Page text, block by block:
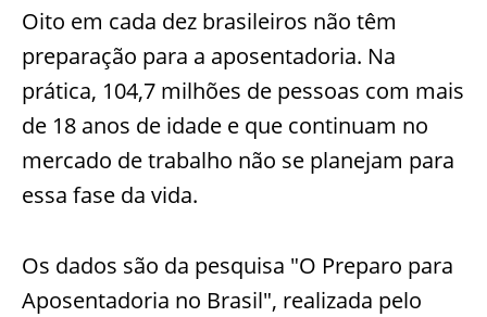
Oito em cada dez brasileiros não têm
preparação para a aposentadoria. Na
prática, 104,7 milhões de pessoas com mais
de 18 anos de idade e que continuam no
mercado de trabalho não se planejam para
essa fase da vida.
Os dados são da pesquisa "O Preparo para
Aposentadoria no Brasil", realizada pelo